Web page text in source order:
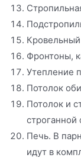
Фронтоны,
Утепление
Потолок
Потолок и
строганной
Печь. В
идут в